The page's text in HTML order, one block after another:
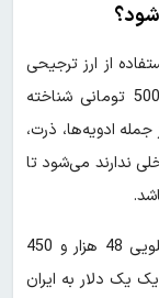
از ارز ترجیحی
دارد. همان دلاری که به اسم دلار 28 هزار و 500 تومانی شناخته
ادویه‌ها، ذرت،‌
ندارند می‌شود تا
قیمت برنج پاکستانی با این اوضاع نباید از کیلویی 48 هزار و 450
یک دلار به ایران